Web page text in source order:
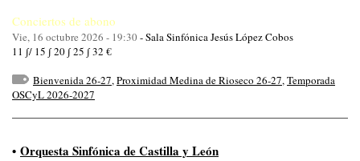
Conciertos de abono
Vie, 16 octubre 2026 - 19:30-Sala Sinfónica Jesús López Cobos
11 ∫/ 15 ∫ 20 ∫ 25 ∫ 32 €
Bienvenida 26-27,Proximidad Medina de Rioseco 26-27,Temporada
OSCyL 2026-2027
• Orquesta Sinfónica de Castilla y León